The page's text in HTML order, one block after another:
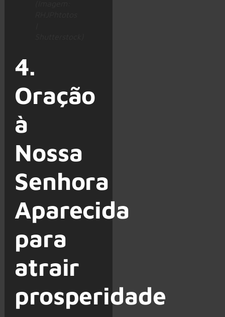
4.
Oração
à
Nossa
Senhora
Aparecida
para
atrair
prosperidade